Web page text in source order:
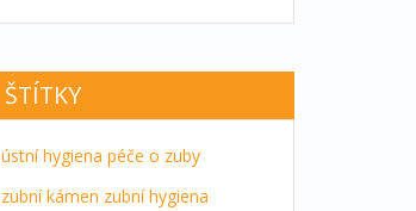
ŠTÍTKY
ústní hygiena péče o zuby
zubní kámen zubní hygiena